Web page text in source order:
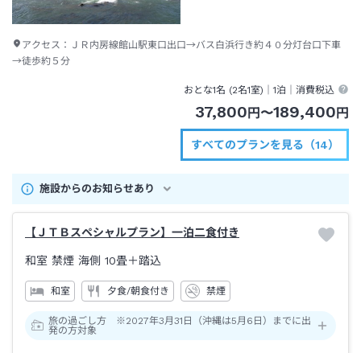
アクセス： ＪＲ内房線館山駅東口出口→バス白浜行き約４０分灯台口下車
→徒歩約５分
おとな1名 (2名1室)｜1泊 ｜消費税込
37,800円〜189,400円
すべてのプランを見る（14）
施設からのお知らせあり
【ＪＴＢスペシャルプラン】一泊二食付き
和室 禁煙 海側 10畳＋踏込
和室 夕食/朝食付き 禁煙
旅の過ごし方 ※2027年3月31日（沖縄は5月6日）までに出
発の方対象